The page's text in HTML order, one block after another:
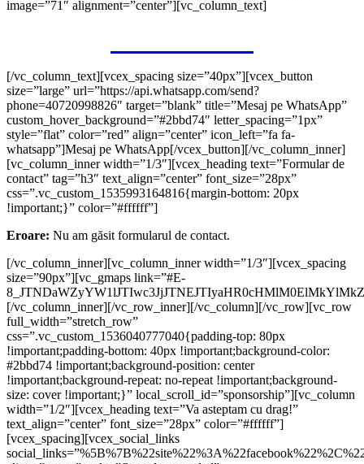
image=”71″ alignment=”center”][vc_column_text]
[/vc_column_text][vcex_spacing size=”40px”][vcex_button
size=”large” url=”https://api.whatsapp.com/send?
phone=40720998826″ target=”blank” title=”Mesaj pe WhatsApp”
custom_hover_background=”#2bbd74″ letter_spacing=”1px”
style=”flat” color=”red” align=”center” icon_left=”fa fa-
whatsapp”]Mesaj pe WhatsApp[/vcex_button][/vc_column_inner]
[vc_column_inner width=”1/3″][vcex_heading text=”Formular de
contact” tag=”h3″ text_align=”center” font_size=”28px”
css=”.vc_custom_1535993164816{margin-bottom: 20px
!important;}” color=”#ffffff”]
Eroare: Nu am găsit formularul de contact.
[/vc_column_inner][vc_column_inner width=”1/3″][vcex_spacing
size=”90px”][vc_gmaps link=”#E-
[/vc_column_inner][/vc_row_inner][/vc_column][/vc_row][vc_row
full_width=”stretch_row”
css=”.vc_custom_1536040777040{padding-top: 80px
!important;padding-bottom: 40px !important;background-color:
#2bbd74 !important;background-position: center
!important;background-repeat: no-repeat !important;background-
size: cover !important;}” local_scroll_id=”sponsorship”][vc_column
width=”1/2″][vcex_heading text=”Va asteptam cu drag!”
text_align=”center” font_size=”28px” color=”#ffffff”]
[vcex_spacing][vcex_social_links